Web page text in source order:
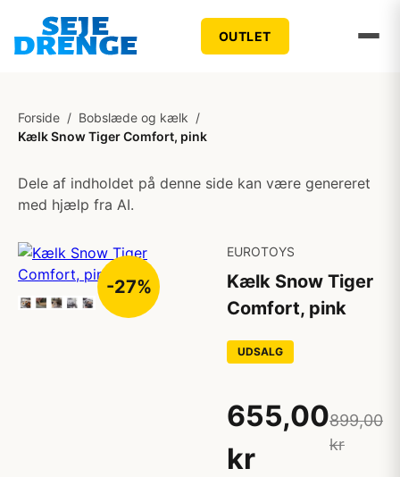
OUTLET
Forside / Bobslæde og kælk /
Kælk Snow Tiger Comfort, pink
Dele af indholdet på denne side kan være genereret
med hjælp fra AI.
-27%
EUROTOYS
Kælk Snow Tiger
Comfort, pink
UDSALG
655,00
kr
899,00
kr